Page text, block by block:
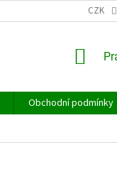
CZK
Obchodní podmínky